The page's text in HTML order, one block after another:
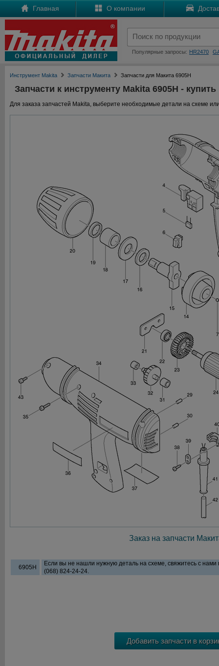
Главная О компании
Популярные запросы: HR2470
Инструмент Makita Запчасти Макита Запчасти для Макита 6905H
Запчасти к инструменту Makita 6905H -
Для заказа запчастей Makita, выберите необходимые детали на схеме
Заказ на запчасти
6905H
Если вы не нашли нужную деталь на схеме, свяжитесь с
(068) 824-24-24.